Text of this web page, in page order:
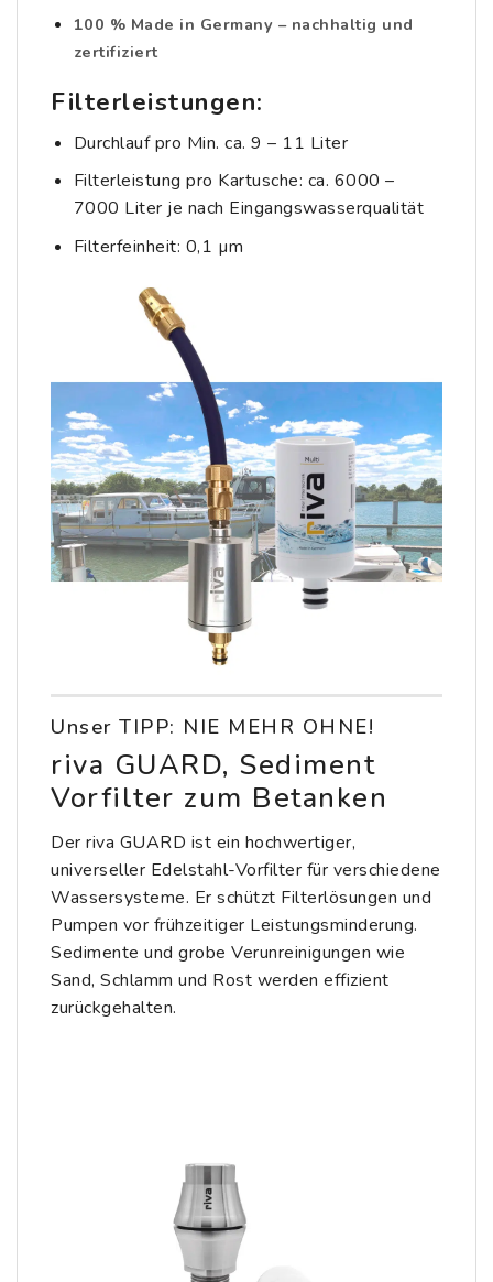
100 % Made in Germany – nachhaltig und
zertifiziert
Filterleistungen:
Durchlauf pro Min. ca. 9 – 11 Liter
Filterleistung pro Kartusche: ca. 6000 –
7000 Liter je nach Eingangswasserqualität
Filterfeinheit: 0,1 µm
Unser TIPP: NIE MEHR OHNE!
riva GUARD, Sediment
Vorfilter zum Betanken
Der riva GUARD ist ein hochwertiger,
universeller Edelstahl-Vorfilter für verschiedene
Wassersysteme. Er schützt Filterlösungen und
Pumpen vor frühzeitiger Leistungsminderung.
Sedimente und grobe Verunreinigungen wie
Sand, Schlamm und Rost werden effizient
zurückgehalten.